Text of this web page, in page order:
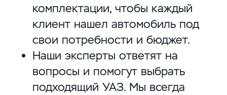
комплектации, чтобы каждый
клиент нашел автомобиль под
свои потребности и бюджет.
Наши эксперты ответят на
вопросы и помогут выбрать
подходящий УАЗ. Мы всегда